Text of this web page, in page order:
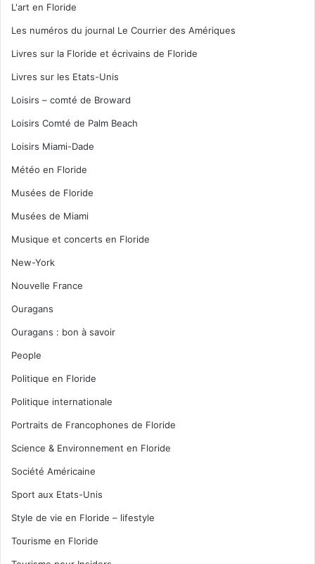
L'art en Floride
Les numéros du journal Le Courrier des Amériques
Livres sur la Floride et écrivains de Floride
Livres sur les Etats-Unis
Loisirs – comté de Broward
Loisirs Comté de Palm Beach
Loisirs Miami-Dade
Météo en Floride
Musées de Floride
Musées de Miami
Musique et concerts en Floride
New-York
Nouvelle France
Ouragans
Ouragans : bon à savoir
People
Politique en Floride
Politique internationale
Portraits de Francophones de Floride
Science & Environnement en Floride
Société Américaine
Sport aux Etats-Unis
Style de vie en Floride – lifestyle
Tourisme en Floride